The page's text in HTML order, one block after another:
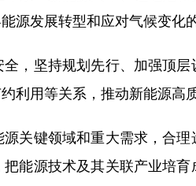
源发展转型和应对气候变化
坚持规划先行、加强顶层
利用等关系，推动新能源高
键领域和重大需求，合理
能源技术及其关联产业培